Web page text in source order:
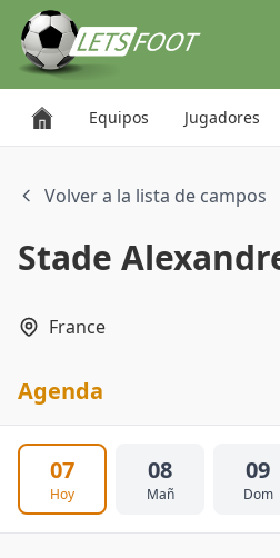
Equipos Jugadores
Volver a la lista de campos
Stade
France
Agenda
07
Hoy
08
Mañ
09
Dom
Panel de gestión de cookies